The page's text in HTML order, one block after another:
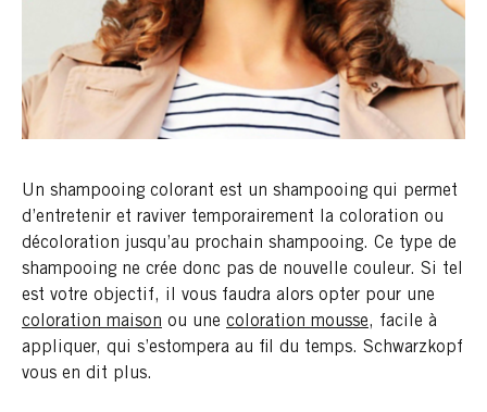
Un shampooing colorant est un shampooing qui permet
d’entretenir et raviver temporairement la coloration ou
décoloration jusqu’au prochain shampooing. Ce type de
shampooing ne crée donc pas de nouvelle couleur. Si tel
est votre objectif, il vous faudra alors opter pour une
coloration maison ou une coloration mousse, facile à
appliquer, qui s’estompera au fil du temps. Schwarzkopf
vous en dit plus.